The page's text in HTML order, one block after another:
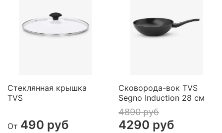
Стеклянная крышка
TVS
От 490 руб
Сковорода-вок TVS
Segno Induction 28 см
4890 руб
4290 руб